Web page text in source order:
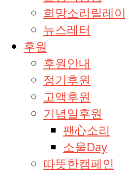
희망소리릴레이
뉴스레터
후원
후원안내
정기후원
고액후원
기념일후원
팬心소리
소울Day
따뜻한캠페인